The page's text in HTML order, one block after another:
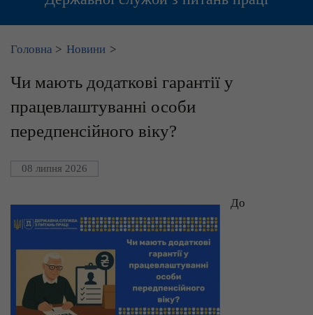
Головна > Новини >
Чи мають додаткові гарантії у
працевлаштуванні особи
передпенсійного віку?
08 липня 2026
До